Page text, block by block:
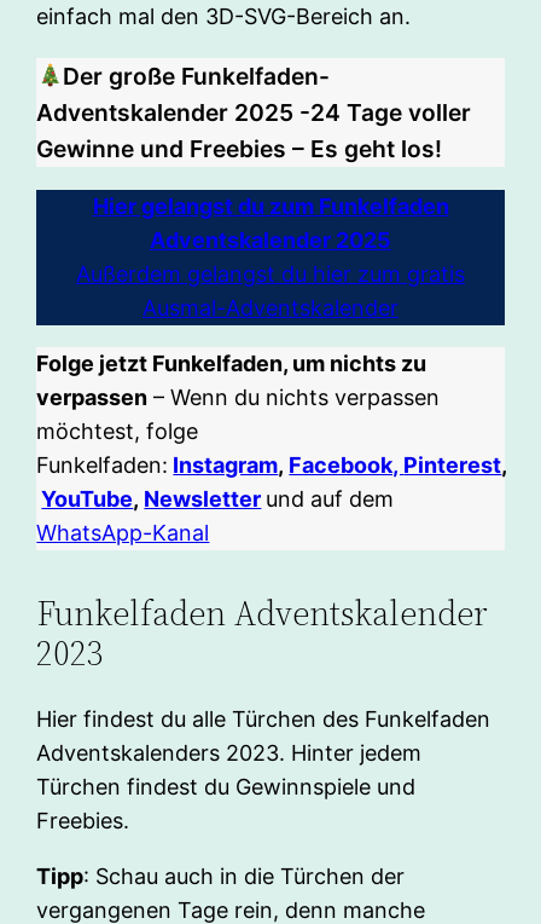
einfach mal den 3D-SVG-Bereich an.
Der große Funkelfaden-
Adventskalender 2025 -24 Tage voller
Gewinne und Freebies – Es geht los!
Hier gelangst du zum Funkelfaden
Adventskalender 2025
Außerdem gelangst du hier zum gratis
Ausmal-Adventskalender
Folge jetzt Funkelfaden, um nichts zu
verpassen – Wenn du nichts verpassen
möchtest, folge
Funkelfaden: Instagram, Facebook, Pinterest,
YouTube, Newsletter und auf dem
WhatsApp-Kanal
Funkelfaden Adventskalender
2023
Hier findest du alle Türchen des Funkelfaden
Adventskalenders 2023. Hinter jedem
Türchen findest du Gewinnspiele und
Freebies.
Tipp: Schau auch in die Türchen der
vergangenen Tage rein, denn manche